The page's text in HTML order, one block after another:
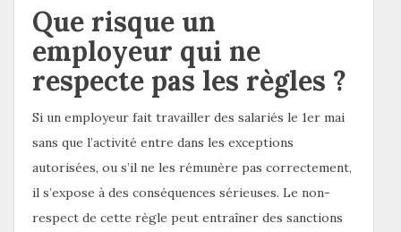
Que risque un
employeur qui ne
respecte pas les règles ?
Si un employeur fait travailler des salariés le 1er mai
sans que l’activité entre dans les exceptions
autorisées, ou s’il ne les rémunère pas correctement,
il s’expose à des conséquences sérieuses. Le non-
respect de cette règle peut entraîner des sanctions